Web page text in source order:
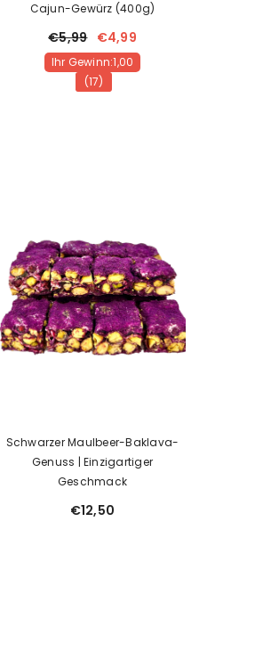
Cajun-Gewürz (400g)
€5,99 €4,99
Ihr Gewinn:1,00
(17)
Schwarzer Maulbeer-Baklava-
Genuss | Einzigartiger
Geschmack
€12,50